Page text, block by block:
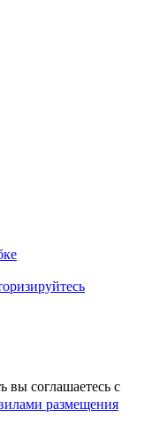
соглашаетесь с
размещения